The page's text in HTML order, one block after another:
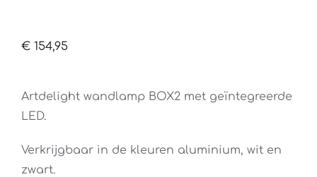
€ 154,95
Artdelight wandlamp BOX2 met geïntegreerde
LED.
Verkrijgbaar in de kleuren aluminium, wit en
zwart.